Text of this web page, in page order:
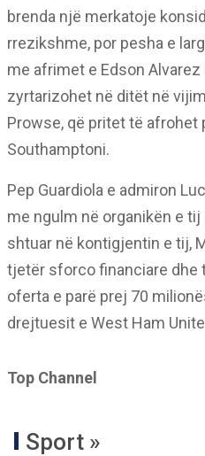
brenda një merkatoje
rrezikshme, por pesha e
me afrimet e Edson Alvarez
zyrtarizohet në ditët në
Prowse, që pritet të afrohet
Southamptoni.
Pep Guardiola e admiron
me ngulm në organikën e
shtuar në kontigjentin e tij,
tjetër sforco financiare dhe
oferta e parë prej 70
drejtuesit e West Ham
Top Channel
Sport »